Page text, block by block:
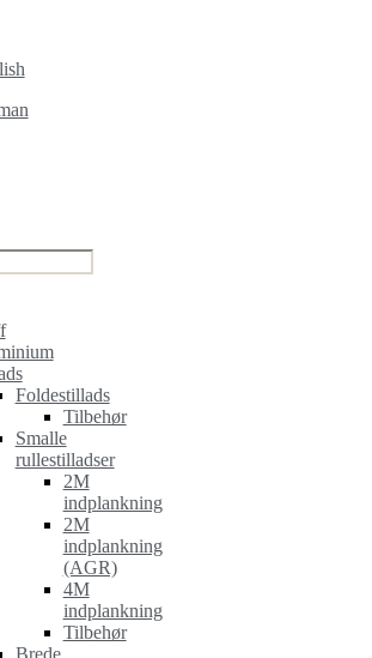
Foldestillads
Tilbehør
Smalle
rullestilladser
2M
indplankning
2M
indplankning
(AGR)
4M
indplankning
Tilbehør
Brede